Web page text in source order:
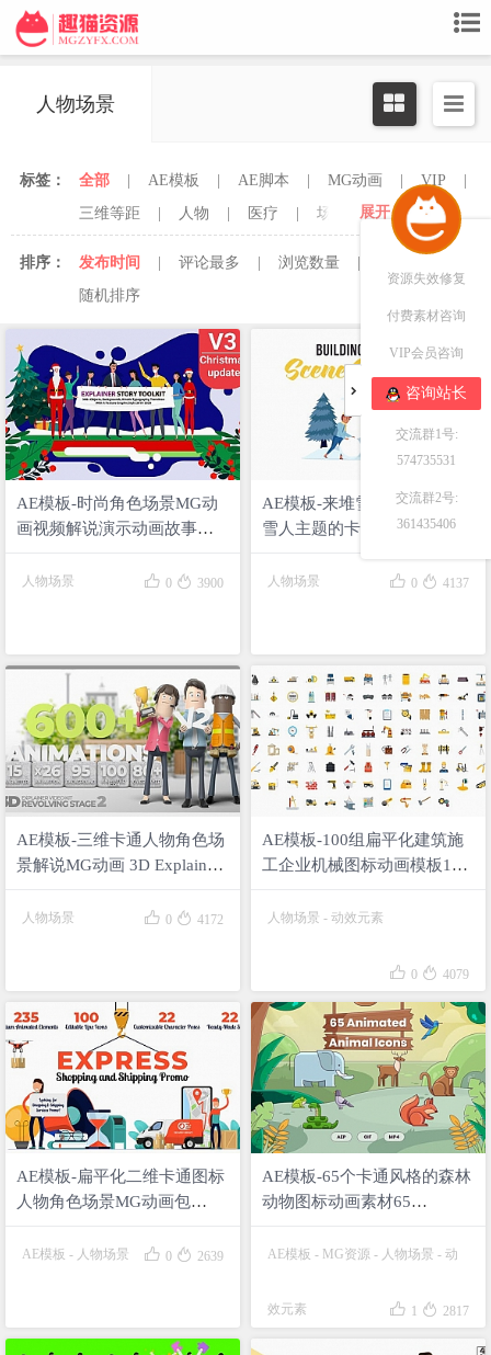
人物场景
标签： 全部 AE模板 AE脚本 MG动画 VIP
三维等距
人物 医疗 场景 | 小元素
|
教程
|
展开
排序： 发布时间 评论最多 浏览数量
随机排序
正在为您加载新内容
AE模板-时尚角色场景MG动
画视频解说演示动画故事创
Explainer Toolkit
人物场景  0  3900
AE模板-来堆雪人吧！8组堆
雪人主题的卡通插画场景动
画Building snowman – Scene
Situation
人物场景  0  4137
AE模板-三维卡通人物角色场
景解说MG动画 3D Explainer
人物场景  0  4172
AE模板-100组扁平化建筑施
工企业机械图标动画模板100
Icons
人物场景 - 动效元素
 0  4079
AE模板-扁平化二维卡通图标
人物角色场景MG动画包
Promo
AE模板 - 人物场景  0  2639
AE模板-65个卡通风格的森林
动物图标动画素材65
AE模板 - MG资源 - 人物场景 - 动
效元素  1  2817
资源失效修复
付费素材咨询
VIP会员咨询
咨询站长
交流群1号:
574735531
交流群2号:
361435406